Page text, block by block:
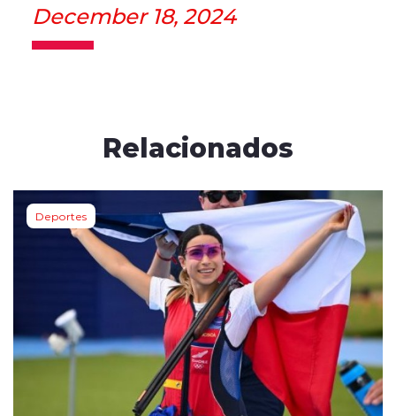
December 18, 2024
Relacionados
Deportes